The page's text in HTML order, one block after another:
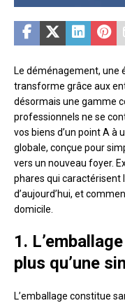
Le déménagement, une
transforme grâce aux
désormais une gamme
professionnels ne se
vos biens d’un point A à
globale, conçue pour
vers un nouveau foyer.
phares qui
d’aujourd’hui, et
domicile.
1.
plus qu’une
L’emballage constitue